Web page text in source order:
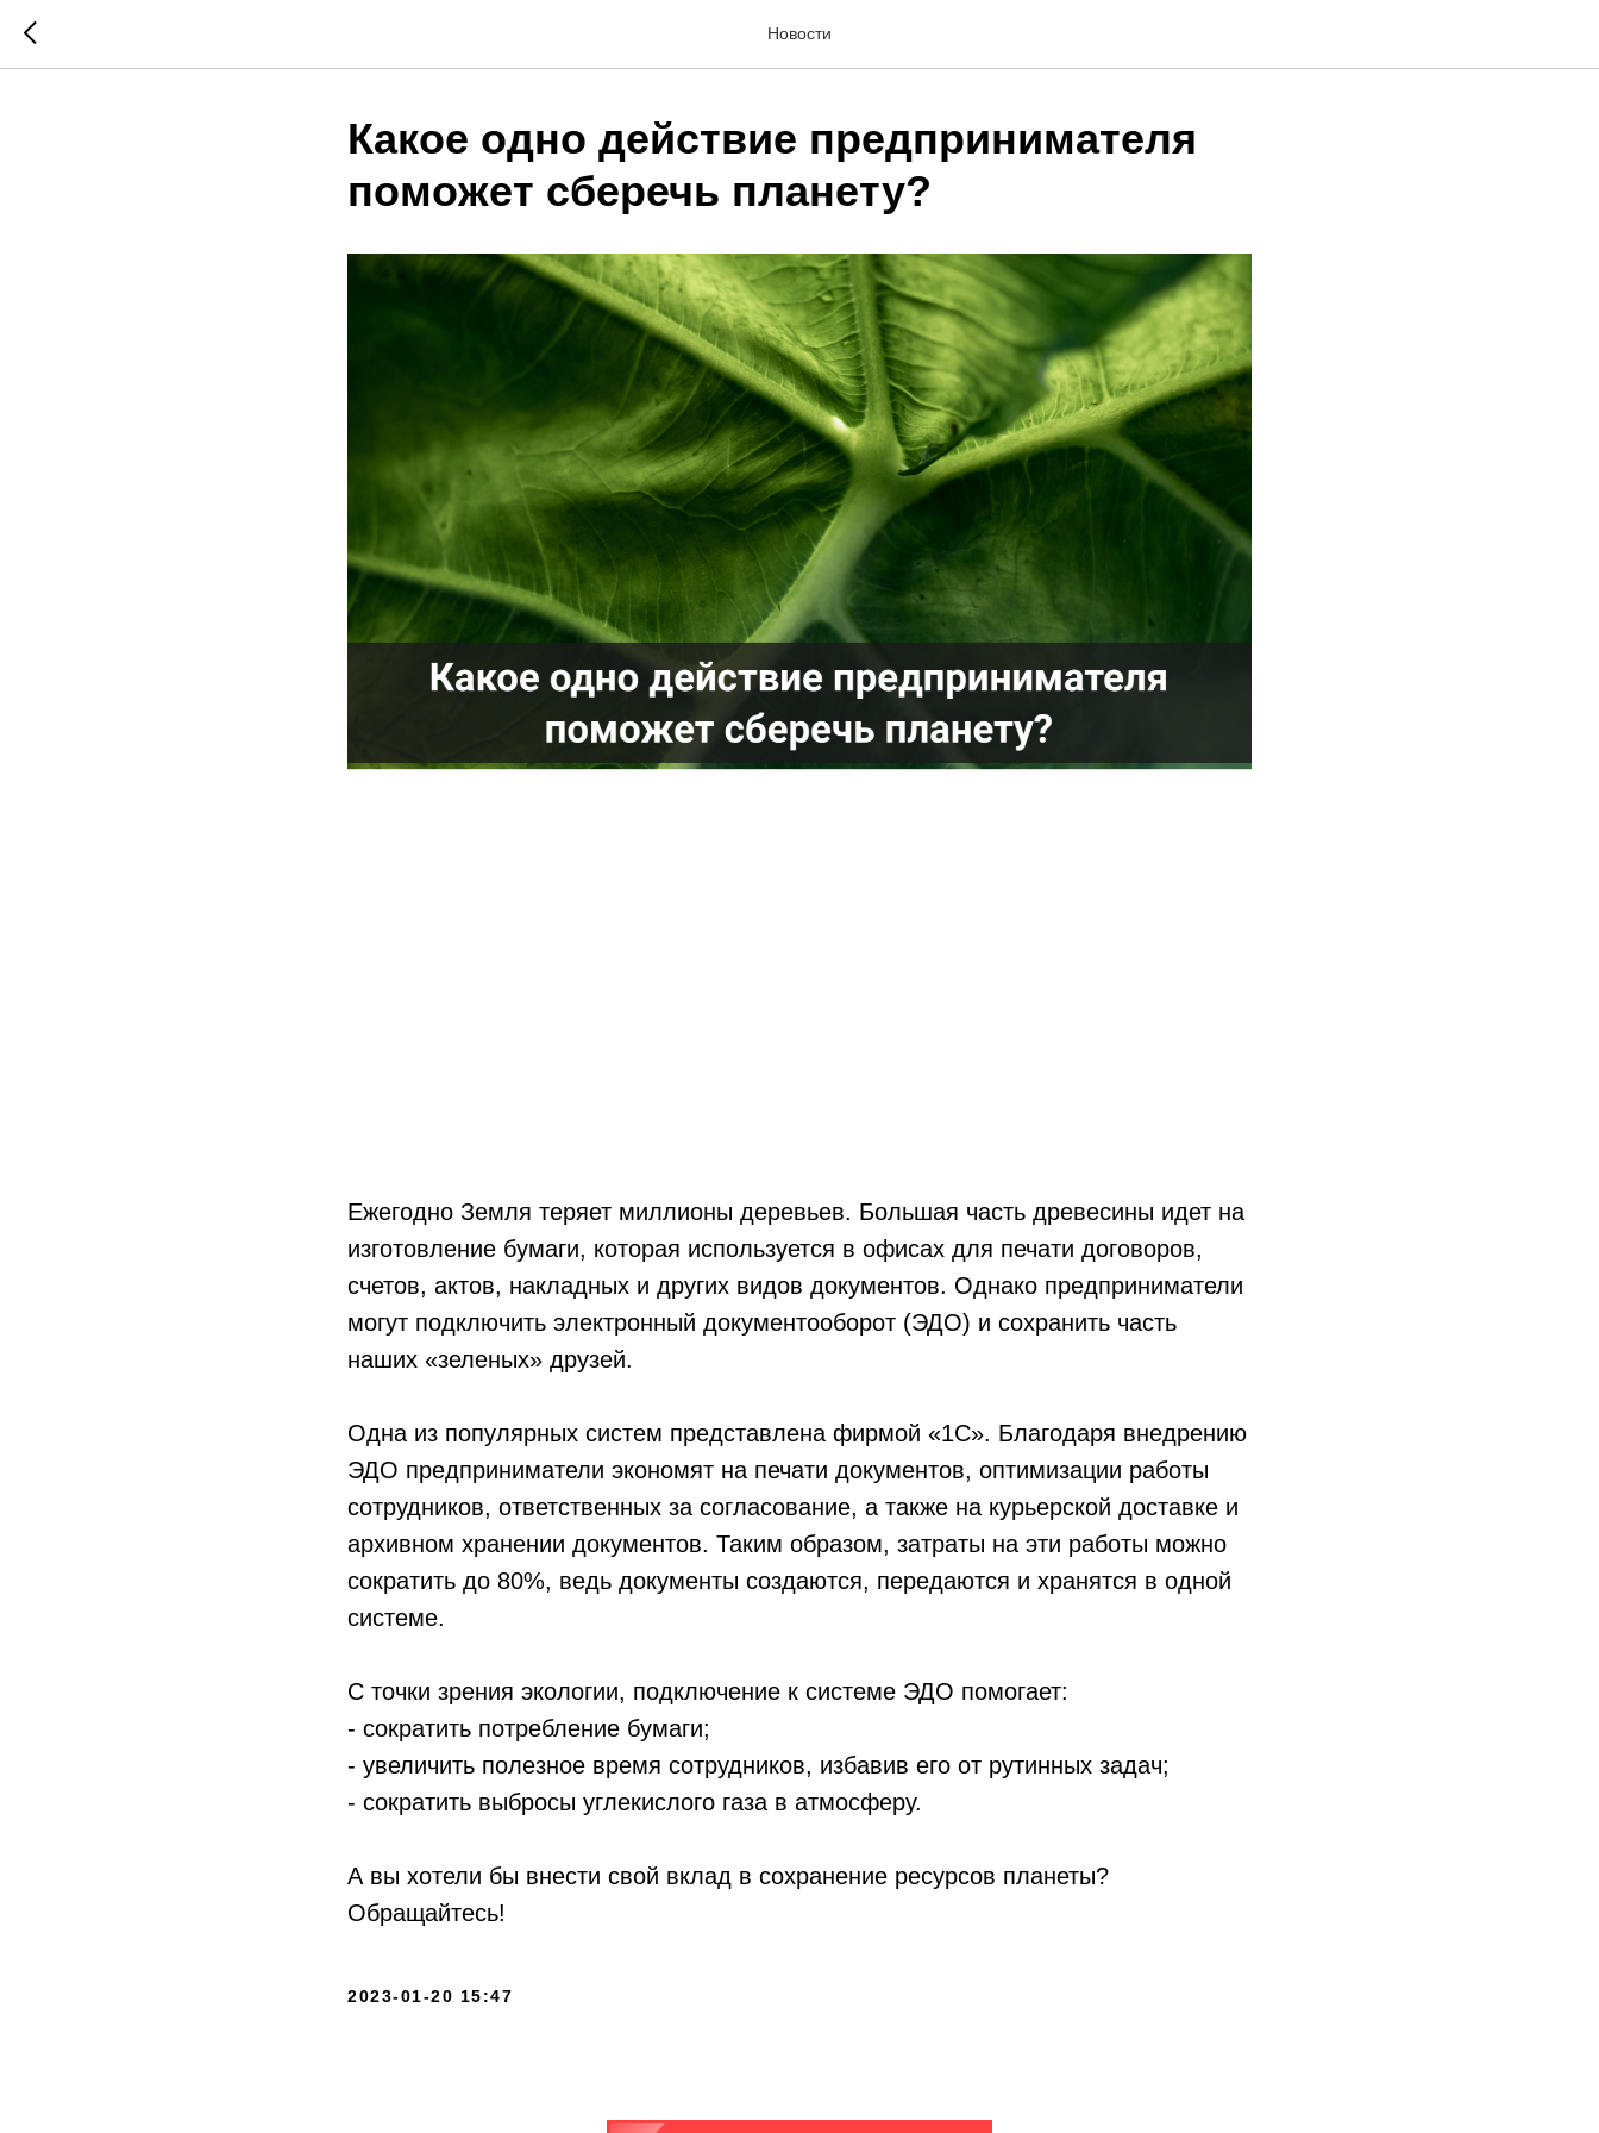
Новости
Какое одно действие предпринимателя
поможет сберечь планету?
Ежегодно Земля теряет миллионы деревьев. Большая часть древесины идет на
изготовление бумаги, которая используется в офисах для печати договоров,
счетов, актов, накладных и других видов документов. Однако предприниматели
могут подключить электронный документооборот (ЭДО) и сохранить часть
наших «зеленых» друзей.
Одна из популярных систем представлена фирмой «1С». Благодаря внедрению
ЭДО предприниматели экономят на печати документов, оптимизации работы
сотрудников, ответственных за согласование, а также на курьерской доставке и
архивном хранении документов. Таким образом, затраты на эти работы можно
сократить до 80%, ведь документы создаются, передаются и хранятся в одной
системе.
С точки зрения экологии, подключение к системе ЭДО помогает:
- сократить потребление бумаги;
- увеличить полезное время сотрудников, избавив его от рутинных задач;
- сократить выбросы углекислого газа в атмосферу.
А вы хотели бы внести свой вклад в сохранение ресурсов планеты?
Обращайтесь!
2023-01-20 15:47